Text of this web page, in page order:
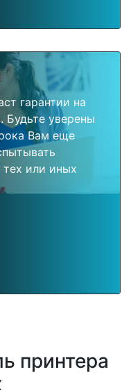
гарантии на
Будьте уверены
Вам еще
или иных
принтера